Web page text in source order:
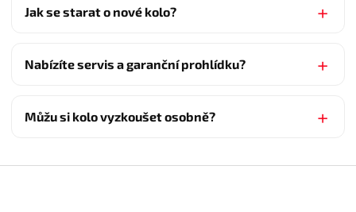
Jak se starat o nové kolo?
Nabízíte servis a garanční prohlídku?
Můžu si kolo vyzkoušet osobně?